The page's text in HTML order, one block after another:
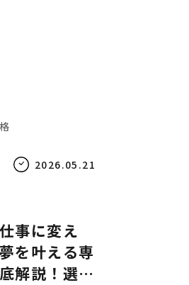
2026.05.21
事に変え
を叶える専
解説！選び